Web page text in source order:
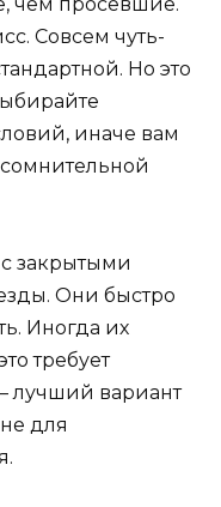
Совсем чуть-
Но это
иначе вам
закрытыми
Они быстро
Иногда их
требует
лучший вариант
для